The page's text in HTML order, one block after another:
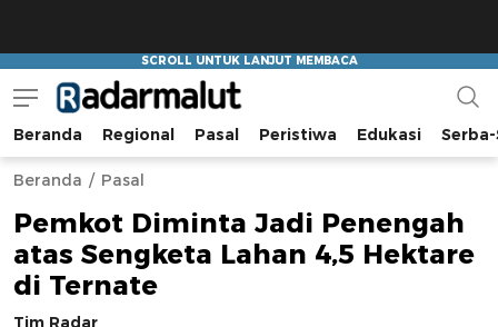
Radar Malut
Bacaan Nyindir
Beranda Regional Pasal Peristiwa Edukasi
Beranda Pasal
Pemkot Diminta Jadi Penengah
atas Sengketa Lahan 4,5 Hektare
di Ternate
Tim Radar